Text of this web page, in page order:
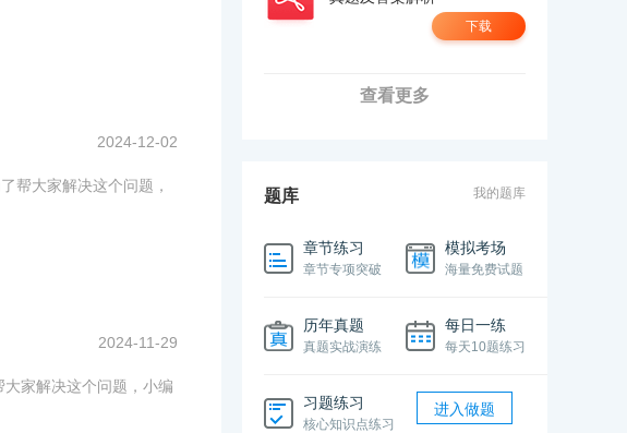
2024-12-02
帮大家解决这个问题，
2024-11-29
家解决这个问题，小编
下载
查看更多
题库 我的题库
章节练习
章节专项突破
模拟考场
海量免费试题
历年真题
真题实战演练
每日一练
每天10题练习
习题练习
核心知识点练习
进入做题